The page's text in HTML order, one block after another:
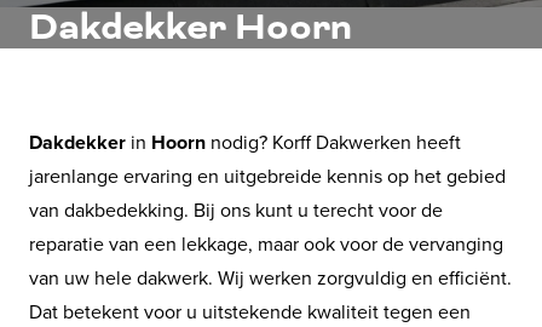
Dakdekker Hoorn
Dakdekker in Hoorn nodig? Korff Dakwerken heeft
jarenlange ervaring en uitgebreide kennis op het gebied
van dakbedekking. Bij ons kunt u terecht voor de
reparatie van een lekkage, maar ook voor de vervanging
van uw hele dakwerk. Wij werken zorgvuldig en efficiënt.
Dat betekent voor u uitstekende kwaliteit tegen een